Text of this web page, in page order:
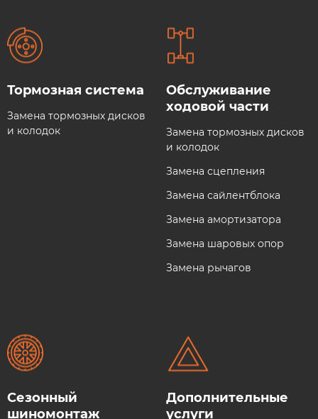
Тормозная система​
Замена тормозных дисков
и колодок
Обслуживание
ходовой части​
Замена тормозных дисков
и колодок
Замена сцепления
Замена сайлентблока
Замена амортизатора
Замена шаровых опор
Замена рычагов
Сезонный
шиномонтаж
Дополнительные
услуги​